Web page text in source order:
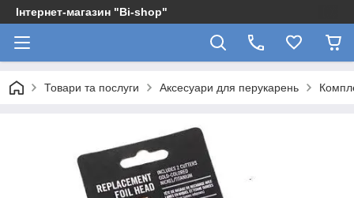
Інтернет-магазин "Bi-shop"
Товари та послуги Аксесуари для перукарень